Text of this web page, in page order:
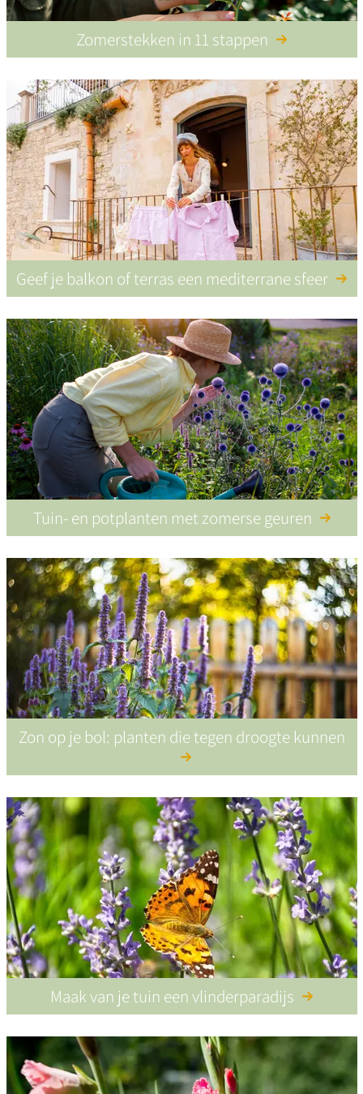
Zomerstekken in 11 stappen
Geef je balkon of terras een mediterrane sfeer
Tuin- en potplanten met zomerse geuren
Zon op je bol: planten die tegen droogte kunnen
Maak van je tuin een vlinderparadijs